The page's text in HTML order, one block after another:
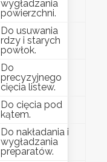
wygładzania
powierzchni.
Do usuwania
rdzy i starych
powłok.
Do
precyzyjnego
cięcia listew.
Do cięcia pod
kątem.
Do nakładania i
wygładzania
preparatów.